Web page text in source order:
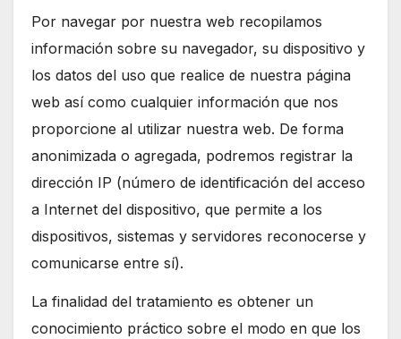
Por navegar por nuestra web recopilamos
información sobre su navegador, su dispositivo y
los datos del uso que realice de nuestra página
web así como cualquier información que nos
proporcione al utilizar nuestra web. De forma
anonimizada o agregada, podremos registrar la
dirección IP (número de identificación del acceso
a Internet del dispositivo, que permite a los
dispositivos, sistemas y servidores reconocerse y
comunicarse entre sí).
La finalidad del tratamiento es obtener un
conocimiento práctico sobre el modo en que los